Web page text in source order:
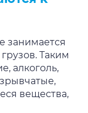
занимается
Таким
алкоголь,
вещества,